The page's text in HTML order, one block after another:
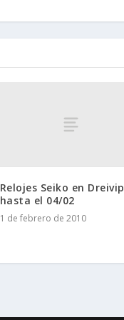
Relojes Seiko en Dreivip
hasta el 04/02
1 de febrero de 2010